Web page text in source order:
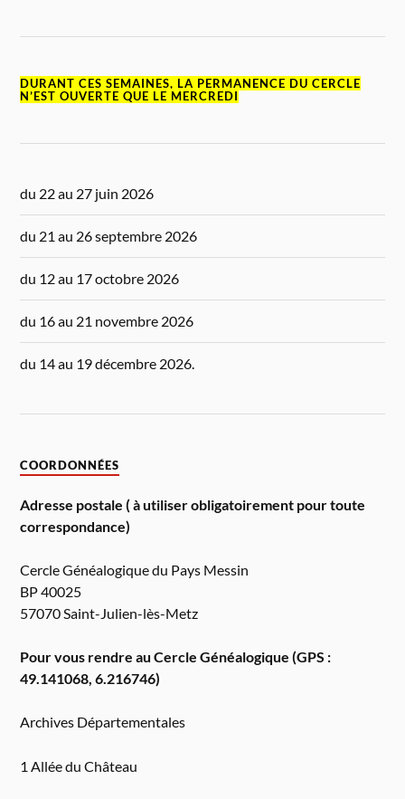
DURANT CES SEMAINES, LA PERMANENCE DU CERCLE
N’EST OUVERTE QUE LE MERCREDI
du 22 au 27 juin 2026
du 21 au 26 septembre 2026
du 12 au 17 octobre 2026
du 16 au 21 novembre 2026
du 14 au 19 décembre 2026.
COORDONNÉES
Adresse postale ( à utiliser obligatoirement pour toute
correspondance)
Cercle Généalogique du Pays Messin
BP 40025
57070 Saint-Julien-lès-Metz
Pour vous rendre au Cercle Généalogique (GPS :
49.141068, 6.216746)
Archives Départementales
1 Allée du Château